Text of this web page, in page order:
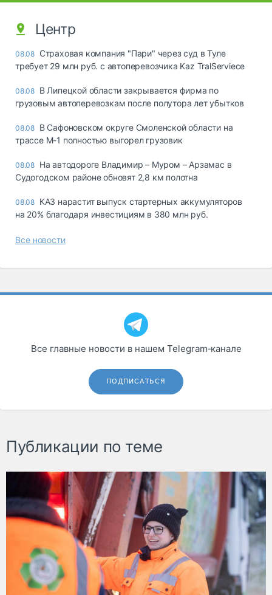
Центр
08.08 Страховая компания "Пари" через суд в Туле
требует 29 млн руб. с автоперевозчика Kaz TralServiece
08.08 В Липецкой области закрывается фирма по
грузовым автоперевозкам после полутора лет убытков
08.08 В Сафоновском округе Смоленской области на
трассе М-1 полностью выгорел грузовик
08.08 На автодороге Владимир – Муром – Арзамас в
Судогодском районе обновят 2,8 км полотна
08.08 КАЗ нарастит выпуск стартерных аккумуляторов
на 20% благодаря инвестициям в 380 млн руб.
Все новости
Все главные новости в нашем Telegram‑канале
ПОДПИСАТЬСЯ
Публикации по теме